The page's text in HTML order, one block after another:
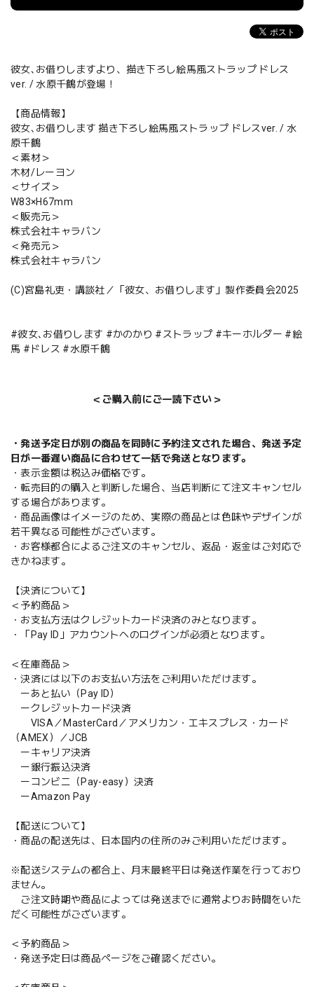
彼女､お借りしますより、描き下ろし絵馬風ストラップ ドレス
ver. / 水原千鶴が登場！
【商品情報】
彼女､お借りします 描き下ろし絵馬風ストラップ ドレスver. / 水
原千鶴
＜素材＞
木材/レーヨン
＜サイズ＞
W83×H67mm
＜販売元＞
株式会社キャラバン
＜発売元＞
株式会社キャラバン
(C)宮島礼吏・講談社／「彼女、お借りします」製作委員会2025
#彼女､お借りします #かのかり #ストラップ #キーホルダー #絵
馬 #ドレス #水原千鶴
＜ご購入前にご一読下さい＞
・発送予定日が別の商品を同時に予約注文された場合、発送予定
日が一番遅い商品に合わせて一括で発送となります。
・表示金額は税込み価格です。
・転売目的の購入と判断した場合、当店判断にて注文キャンセル
する場合があります。
・商品画像はイメージのため、実際の商品とは色味やデザインが
若干異なる可能性がございます。
・お客様都合によるご注文のキャンセル、返品・返金はご対応で
きかねます。
【決済について】
＜予約商品＞
・お支払方法はクレジットカード決済のみとなります。
・「Pay ID」アカウントへのログインが必須となります。
＜在庫商品＞
・決済には以下のお支払い方法をご利用いただけます。
ーあと払い（Pay ID）
ークレジットカード決済
VISA／MasterCard／アメリカン・エキスプレス・カード
（AMEX）／JCB
ーキャリア決済
ー銀行振込決済
ーコンビニ（Pay-easy）決済
ーAmazon Pay
【配送について】
・商品の配送先は、日本国内の住所のみご利用いただけます。
※配送システムの都合上、月末最終平日は発送作業を行っており
ません。
ご注文時期や商品によっては発送までに通常よりお時間をいた
だく可能性がございます。
＜予約商品＞
・発送予定日は商品ページをご確認ください。